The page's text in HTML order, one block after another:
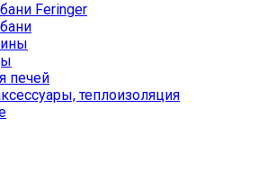
Feringer
печей
теплоизоляция